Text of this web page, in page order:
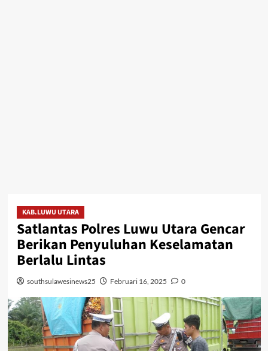
KAB.LUWU UTARA
Satlantas Polres Luwu Utara Gencar
Berikan Penyuluhan Keselamatan
Berlalu Lintas
southsulawesinews25 Februari 16, 2025 0